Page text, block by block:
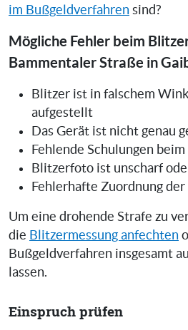
im Bußgeldverfahren sind?
Mögliche Fehler beim
Bammentaler Straße in
Blitzer ist in falschem
aufgestellt
Das Gerät ist nicht genau
Fehlende Schulungen
Blitzerfoto ist unscharf
Fehlerhafte Zuordnung
Um eine drohende Strafe zu
die Blitzermessung anfechten
Bußgeldverfahren insgesamt
lassen.
Einspruch prüfen